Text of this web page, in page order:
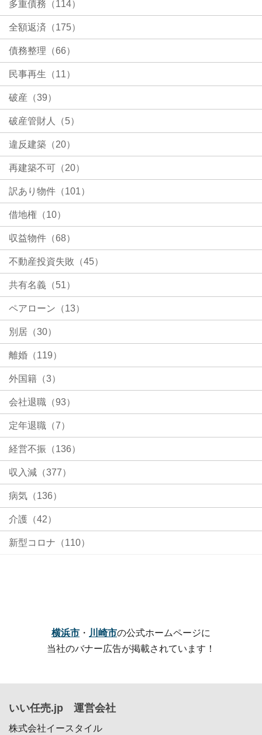
多重債務（114）
全額返済（175）
債務整理（66）
民事再生（11）
破産（39）
破産管財人（5）
違反建築（20）
再建築不可（20）
訳あり物件（101）
借地権（10）
収益物件（68）
不動産投資失敗（45）
共有名義（51）
ペアローン（13）
別居（30）
離婚（119）
外国籍（3）
会社退職（93）
定年退職（7）
経営不振（136）
収入減（377）
病気（136）
介護（42）
新型コロナ（110）
横浜市 ・ 川崎市の公式ホームページに
当社のバナー広告が掲載されています！
いい任売.jp 運営会社
株式会社イースタイル